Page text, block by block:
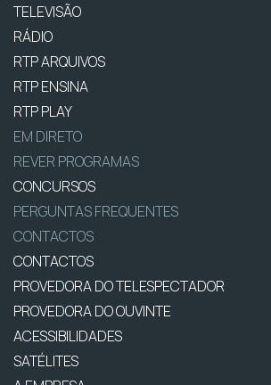
TELEVISÃO
RÁDIO
RTP ARQUIVOS
RTP ENSINA
RTP PLAY
EM DIRETO
REVER PROGRAMAS
CONCURSOS
PERGUNTAS FREQUENTES
CONTACTOS
CONTACTOS
PROVEDORA DO TELESPECTADOR
PROVEDORA DO OUVINTE
ACESSIBILIDADES
SATÉLITES